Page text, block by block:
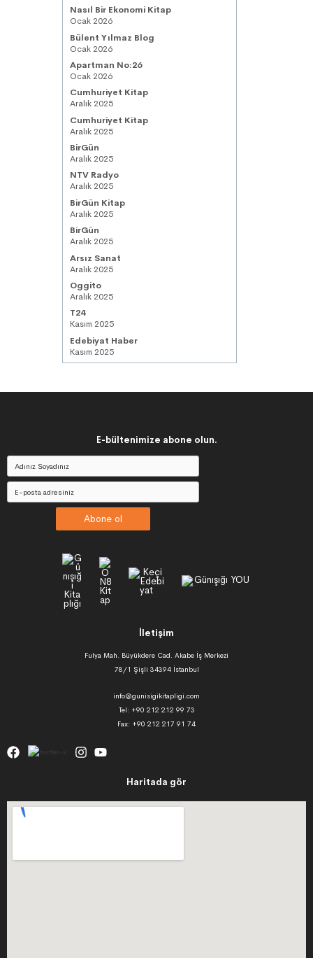
Nasıl Bir Ekonomi Kitap
Ocak 2026
Bülent Yılmaz Blog
Ocak 2026
Apartman No:26
Ocak 2026
Cumhuriyet Kitap
Aralık 2025
Cumhuriyet Kitap
Aralık 2025
BirGün
Aralık 2025
NTV Radyo
Aralık 2025
BirGün Kitap
Aralık 2025
BirGün
Aralık 2025
Arsız Sanat
Aralık 2025
Oggito
Aralık 2025
T24
Kasım 2025
Edebiyat Haber
Kasım 2025
E-bültenimize abone olun.
Abone ol
İletişim
Fulya Mah. Büyükdere Cad. Akabe İş Merkezi
78/1 Şişli 34394 İstanbul
info@gunisigikitapligi.com
Tel: +90 212 212 99 73
Fax: +90 212 217 91 74
Haritada gör